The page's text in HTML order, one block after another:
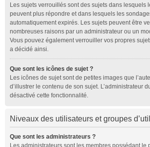
Les sujets verrouillés sont des sujets dans lesquels
peuvent plus répondre et dans lesquels les
automatiquement expirés. Les sujets peuvent être
nombreuses raisons par un administrateur ou un
Vous pouvez également verrouiller vos propres
a décidé ainsi.
Que sont les icônes de sujet ?
Les icônes de sujet sont de petites images que
d’illustrer le contenu de son sujet. L’administrateur
désactivé cette fonctionnalité.
Niveaux des utilisateurs et groupes
Que sont les administrateurs ?
Les administrateurs sont les membres possédant le